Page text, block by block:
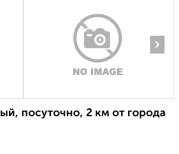
›
посуточно, 2 км от города